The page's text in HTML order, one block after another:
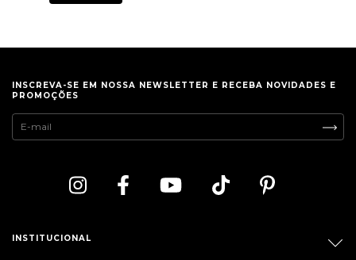
INSCREVA-SE EM NOSSA NEWSLETTER E RECEBA NOVIDADES E
PROMOÇÕES
INSTITUCIONAL